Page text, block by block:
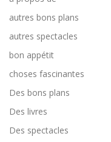
autres bons plans
autres spectacles
bon appétit
choses fascinantes
Des bons plans
Des livres
Des spectacles